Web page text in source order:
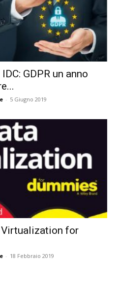
GDPR un anno
- 5 Giugno 2019
Virtualization for
- 18 Febbraio 2019